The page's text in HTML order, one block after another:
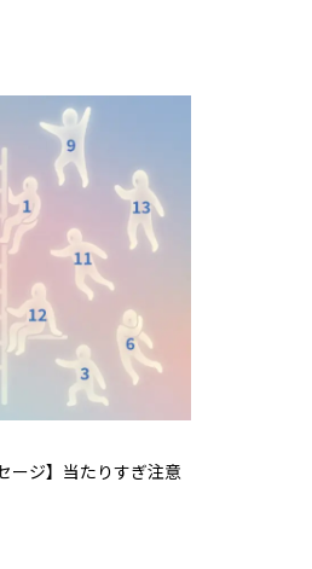
ージ】当たりすぎ注意